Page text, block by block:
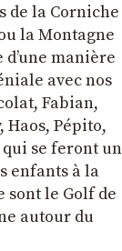
de la Corniche
la Montagne
manière
avec nos
Fabian,
Haos, Pépito,
se feront un
enfants à la
sont le Golf de
autour du